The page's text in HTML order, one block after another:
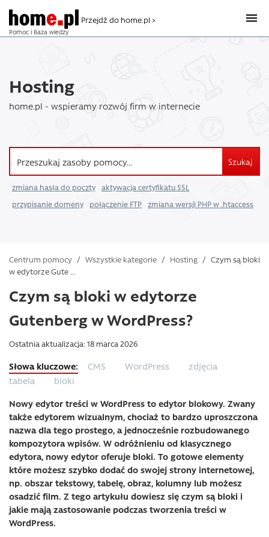
Pomoc i Baza wiedzy
Przejdź do home.pl >
Hosting
home.pl - wspieramy rozwój firm w internecie
Szukaj
zmiana hasła do poczty
aktywacja certyfikatu SSL
przypisanie domeny
połączenie FTP zmiana wersji PHP w .htaccess
Centrum pomocy / Wszystkie kategorie / Hosting / Czym są bloki
w edytorze Gute ...
Czym są bloki w edytorze
Gutenberg w WordPress?
Ostatnia aktualizacja: 18 marca 2026
CMS WordPress
zdjęcia
tabela
bloki
Nowy edytor treści w WordPress to edytor blokowy. Zwany
także edytorem wizualnym, chociaż to bardzo uproszczona
nazwa dla tego prostego, a jednocześnie rozbudowanego
kompozytora wpisów. W odróżnieniu od klasycznego
edytora, nowy edytor oferuje bloki. To gotowe elementy
które możesz szybko dodać do swojej strony internetowej,
np. obszar tekstowy, tabelę, obraz, kolumny lub możesz
osadzić film. Z tego artykułu dowiesz się czym są bloki i
jakie mają zastosowanie podczas tworzenia treści w
WordPress.